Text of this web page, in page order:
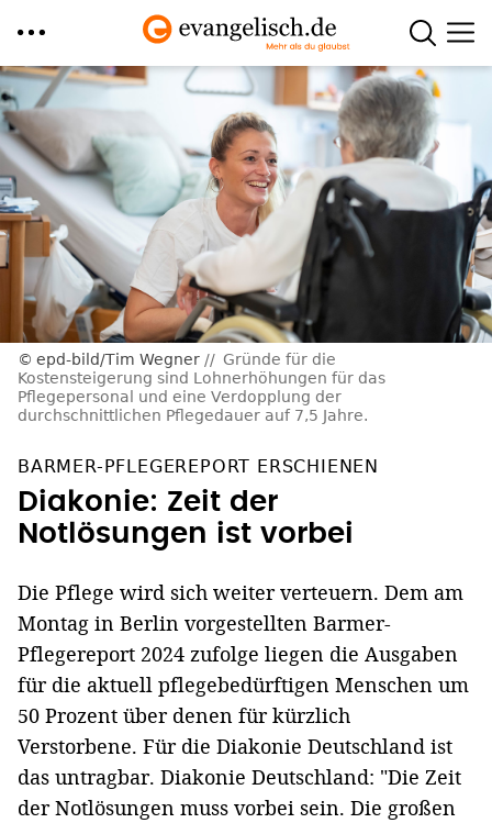
Direkt
zum
Inhalt
epd-bild/Tim Wegner
Gründe für die
Kostensteigerung sind Lohnerhöhungen für das
Pflegepersonal und eine Verdopplung der
durchschnittlichen Pflegedauer auf 7,5 Jahre.
BARMER-PFLEGEREPORT ERSCHIENEN
Diakonie: Zeit der
Notlösungen ist vorbei
Die Pflege wird sich weiter verteuern. Dem am
Montag in Berlin vorgestellten Barmer-
Pflegereport 2024 zufolge liegen die Ausgaben
für die aktuell pflegebedürftigen Menschen um
50 Prozent über denen für kürzlich
Verstorbene. Für die Diakonie Deutschland ist
das untragbar. Diakonie Deutschland: "Die Zeit
der Notlösungen muss vorbei sein. Die großen